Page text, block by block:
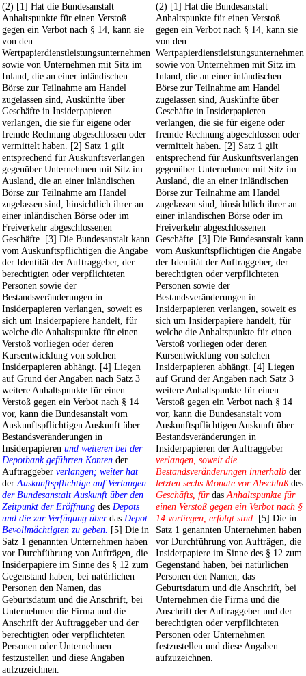
(2) [1] Hat die Bundesanstalt
Anhaltspunkte für einen Verstoß
gegen ein Verbot nach § 14, kann sie
von den
Wertpapierdienstleistungsunternehmen
sowie von Unternehmen mit Sitz im
Inland, die an einer inländischen
Börse zur Teilnahme am Handel
zugelassen sind, Auskünfte über
Geschäfte in Insiderpapieren
verlangen, die sie für eigene oder
fremde Rechnung abgeschlossen oder
vermittelt haben. [2] Satz 1 gilt
entsprechend für Auskunftsverlangen
gegenüber Unternehmen mit Sitz im
Ausland, die an einer inländischen
Börse zur Teilnahme am Handel
zugelassen sind, hinsichtlich ihrer an
einer inländischen Börse oder im
Freiverkehr abgeschlossenen
Geschäfte. [3] Die Bundesanstalt kann
vom Auskunftspflichtigen die Angabe
der Identität der Auftraggeber, der
berechtigten oder verpflichteten
Personen sowie der
Bestandsveränderungen in
Insiderpapieren verlangen, soweit es
sich um Insiderpapiere handelt, für
welche die Anhaltspunkte für einen
Verstoß vorliegen oder deren
Kursentwicklung von solchen
Insiderpapieren abhängt. [4] Liegen
auf Grund der Angaben nach Satz 3
weitere Anhaltspunkte für einen
Verstoß gegen ein Verbot nach § 14
vor, kann die Bundesanstalt vom
Auskunftspflichtigen Auskunft über
Bestandsveränderungen in
Insiderpapieren und weiteren bei der
Depotbank geführten Konten der
Auftraggeber verlangen; weiter hat
derAuskunftspflichtige auf Verlangen
der Bundesanstalt Auskunft über den
Zeitpunkt der Eröffnung des Depots
und die zur Verfügung überdas Depot
Bevollmächtigten zu geben. [5] Die in
Satz 1 genannten Unternehmen haben
vor Durchführung von Aufträgen, die
Insiderpapiere im Sinne des § 12 zum
Gegenstand haben, bei natürlichen
Personen den Namen, das
Geburtsdatum und die Anschrift, bei
Unternehmen die Firma und die
Anschrift der Auftraggeber und der
berechtigten oder verpflichteten
Personen oder Unternehmen
festzustellen und diese Angaben
aufzuzeichnen.
(2) [1] Hat die Bundesanstalt
Anhaltspunkte für einen Verstoß
gegen ein Verbot nach § 14, kann sie
von den
Wertpapierdienstleistungsunternehmen
sowie von Unternehmen mit Sitz im
Inland, die an einer inländischen
Börse zur Teilnahme am Handel
zugelassen sind, Auskünfte über
Geschäfte in Insiderpapieren
verlangen, die sie für eigene oder
fremde Rechnung abgeschlossen oder
vermittelt haben. [2] Satz 1 gilt
entsprechend für Auskunftsverlangen
gegenüber Unternehmen mit Sitz im
Ausland, die an einer inländischen
Börse zur Teilnahme am Handel
zugelassen sind, hinsichtlich ihrer an
einer inländischen Börse oder im
Freiverkehr abgeschlossenen
Geschäfte. [3] Die Bundesanstalt kann
vom Auskunftspflichtigen die Angabe
der Identität der Auftraggeber, der
berechtigten oder verpflichteten
Personen sowie der
Bestandsveränderungen in
Insiderpapieren verlangen, soweit es
sich um Insiderpapiere handelt, für
welche die Anhaltspunkte für einen
Verstoß vorliegen oder deren
Kursentwicklung von solchen
Insiderpapieren abhängt. [4] Liegen
auf Grund der Angaben nach Satz 3
weitere Anhaltspunkte für einen
Verstoß gegen ein Verbot nach § 14
vor, kann die Bundesanstalt vom
Auskunftspflichtigen Auskunft über
Bestandsveränderungen in
Insiderpapieren der Auftraggeber
verlangen, soweit die
Bestandsveränderungen innerhalb der
letzten sechs Monate vor Abschluß des
Geschäfts, fürdasAnhaltspunkte für
einen Verstoß gegen ein Verbot nach §
14 vorliegen, erfolgt sind. [5] Die in
Satz 1 genannten Unternehmen haben
vor Durchführung von Aufträgen, die
Insiderpapiere im Sinne des § 12 zum
Gegenstand haben, bei natürlichen
Personen den Namen, das
Geburtsdatum und die Anschrift, bei
Unternehmen die Firma und die
Anschrift der Auftraggeber und der
berechtigten oder verpflichteten
Personen oder Unternehmen
festzustellen und diese Angaben
aufzuzeichnen.